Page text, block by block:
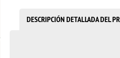
DESCRIPCIÓN DETALLADA DEL